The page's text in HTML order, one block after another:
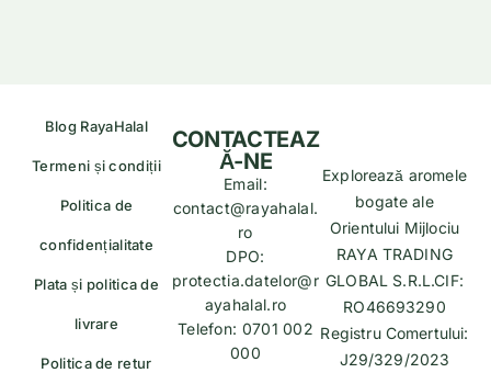
Blog RayaHalal
Termeni și condiții
Politica de
confidențialitate
Plata și politica de
livrare
Politica de retur
Explorează aromele
bogate ale
Orientului Mijlociu
RAYA TRADING
GLOBAL S.R.L.CIF:
RO46693290
Registru Comertului:
J29/329/2023
CONTACTEAZ
Ă-NE
Email:
contact@rayahalal.
ro
DPO:
protectia.datelor@r
ayahalal.ro
Telefon: 0701 002
000